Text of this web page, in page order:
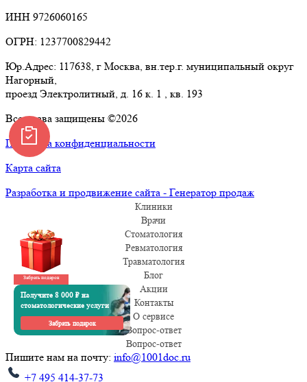
ИНН 9726060165
ОГРН: 1237700829442
Юр.Адрес: 117638, г Москва, вн.тер.г. муниципальный округ
Нагорный,
проезд Электролитный, д. 16 к. 1 , кв. 193
Все права защищены ©2026
Политика конфиденциальности
Карта сайта
Разработка и продвижение сайта - Генератор продаж
Клиники
Врачи
Стоматология
Ревматология
Травматология
Блог
Акции
Контакты
О сервисе
Вопрос-ответ
Вопрос-ответ
Пишите нам на почту: info@1001doc.ru
+7 495 414-37-73
Забрать подарок
Получите 8 000 ₽ на
стоматологические услуги
Забрать подарок